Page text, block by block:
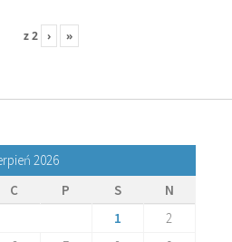
z2 › »
2026
C P S
N
1
2